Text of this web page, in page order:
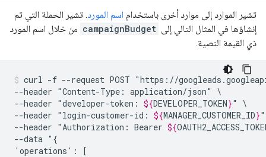
تشير الموارد إلى موارد أخرى باستخدام اسم المورد. تشير الحملة التي تم
إنشاؤها في المثال التالي إلى campaignBudget من خلال اسم المورد
ذي القيمة النصية.
curl -f --request POST "https://
--header "Content-Type: application/json"
\
--header "developer-token: ${DEVELOPER_TOKEN}"
\
--header "login-customer-id: ${MANAGER_CUSTOMER_ID}"
--header "Authorization: Bearer ${
--data "{
'operations':